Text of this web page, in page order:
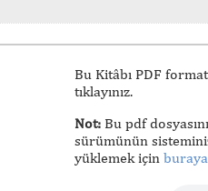
Bu Kitâbı PDF
tıklayınız.
Not:Bu pdf
sürümünün
yüklemek için buraya